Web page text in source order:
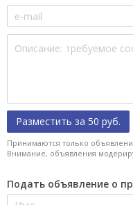
Разместить за 50 руб.
Принимаются только
Внимание, объявления
Подать объявление о